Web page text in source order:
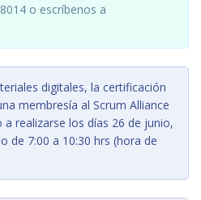
o escríbenos a
digitales, la certificación
membresía al Scrum Alliance
a realizarse los días 26 de junio,
de 7:00 a 10:30 hrs (hora de